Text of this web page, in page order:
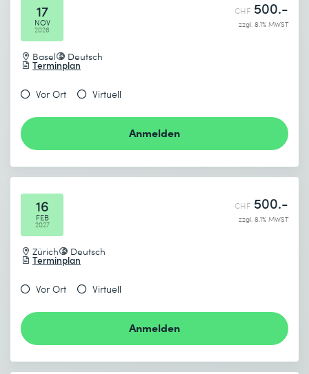
17
NOV
2026
Basel Deutsch
Terminplan
CHF 500.-
zzgl. 8.1% MWST
Vor Ort Virtuell
Anmelden
16
FEB
2027
Zürich Deutsch
Terminplan
CHF 500.-
zzgl. 8.1% MWST
Vor Ort Virtuell
Anmelden